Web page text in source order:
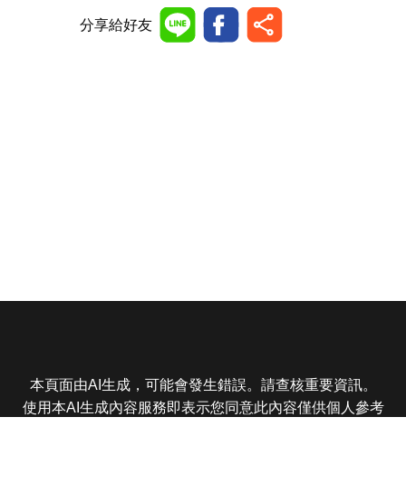
分享給好友
本頁面由AI生成，可能會發生錯誤。請查核重要資訊。
使用本AI生成內容服務即表示您同意此內容僅供個人參考